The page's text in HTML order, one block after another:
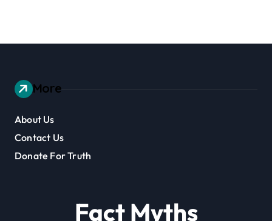
More
About Us
Contact Us
Donate For Truth
Fact Myths